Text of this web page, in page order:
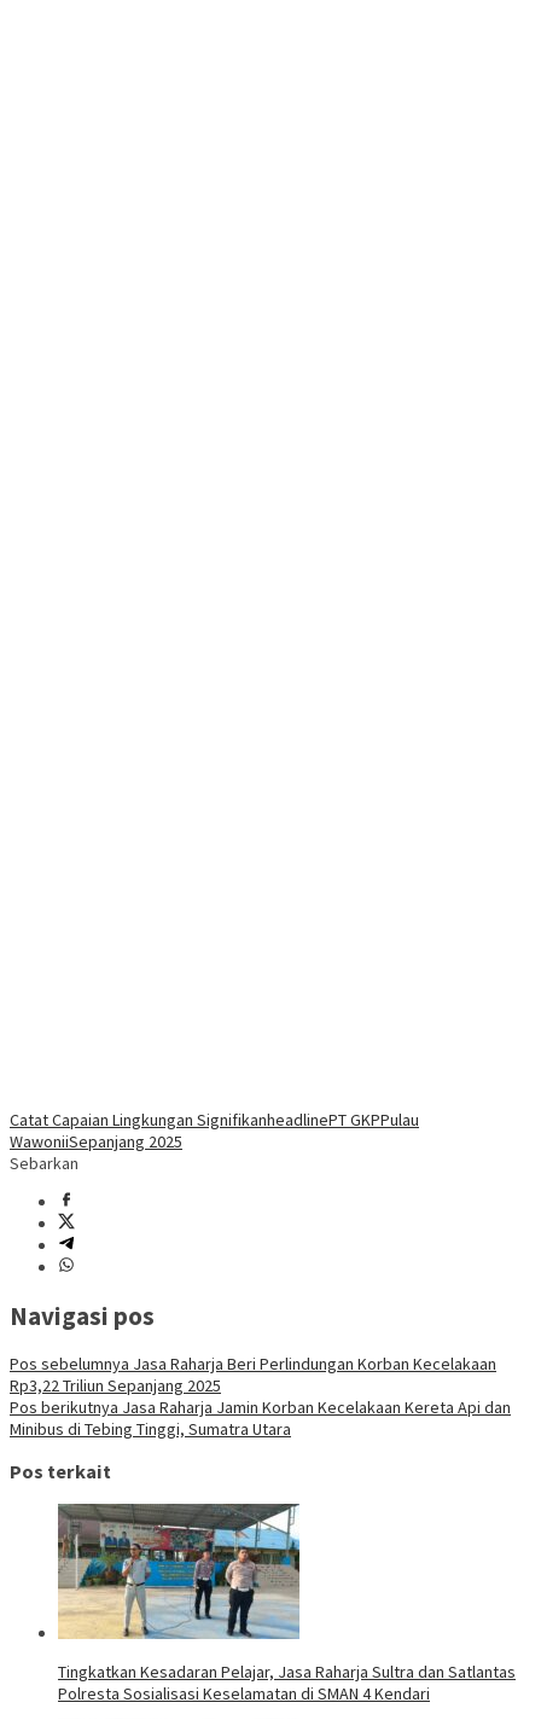
Catat Capaian Lingkungan SignifikanheadlinePT GKPPulau
WawoniiSepanjang 2025
Sebarkan
Navigasi pos
Pos sebelumnya Jasa Raharja Beri Perlindungan Korban Kecelakaan
Rp3,22 Triliun Sepanjang 2025
Pos berikutnya Jasa Raharja Jamin Korban Kecelakaan Kereta Api dan
Minibus di Tebing Tinggi, Sumatra Utara
Pos terkait
Tingkatkan Kesadaran Pelajar, Jasa Raharja Sultra dan Satlantas
Polresta Sosialisasi Keselamatan di SMAN 4 Kendari